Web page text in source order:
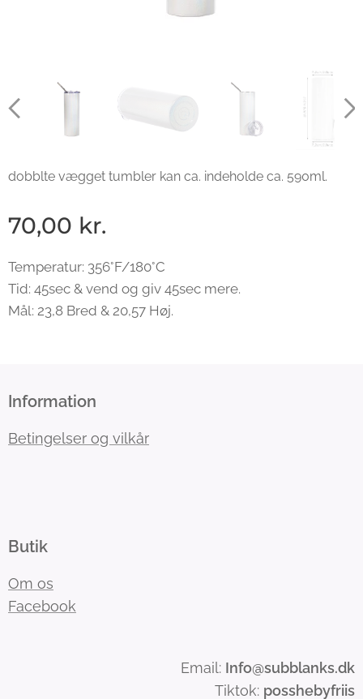
dobblte vægget tumbler kan ca. indeholde ca. 590ml.
70,00 kr.
Temperatur: 356°F/180°C
Tid: 45sec & vend og giv 45sec mere.
Mål: 23,8 Bred & 20,57 Høj.
Information
Betingelser og vilkår
Butik
Om os
Facebook
Email: Info@subblanks.dk
Tiktok: posshebyfriis